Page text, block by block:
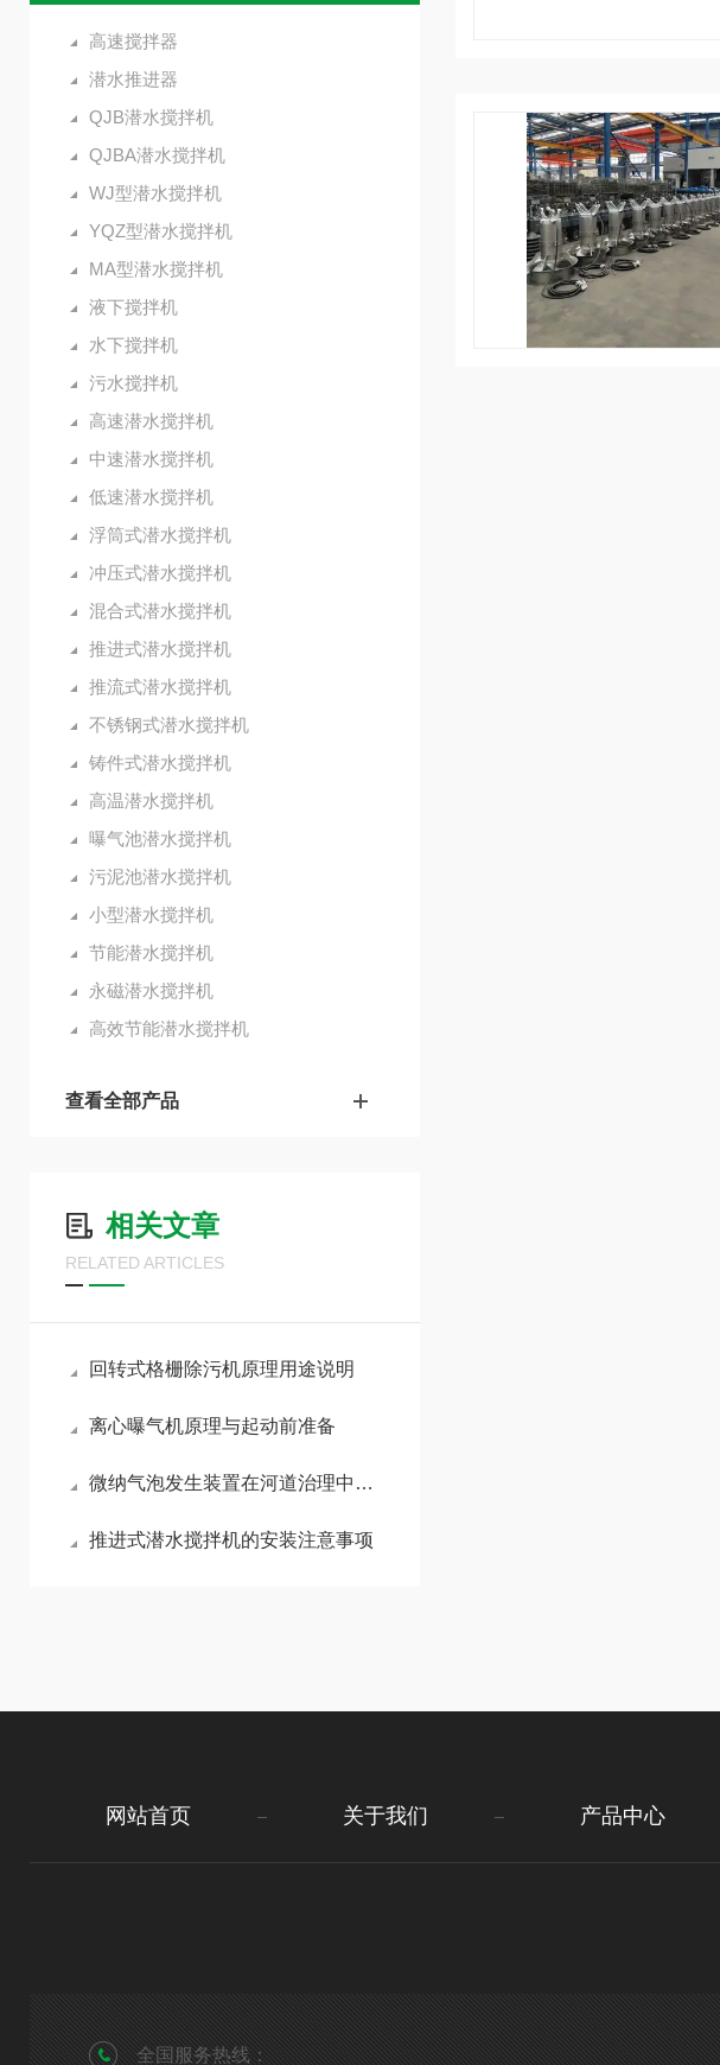
高速搅拌器
潜水推进器
QJB潜水搅拌机
QJBA潜水搅拌机
WJ型潜水搅拌机
YQZ型潜水搅拌机
MA型潜水搅拌机
液下搅拌机
水下搅拌机
污水搅拌机
高速潜水搅拌机
中速潜水搅拌机
低速潜水搅拌机
浮筒式潜水搅拌机
冲压式潜水搅拌机
混合式潜水搅拌机
推进式潜水搅拌机
推流式潜水搅拌机
不锈钢式潜水搅拌机
铸件式潜水搅拌机
高温潜水搅拌机
曝气池潜水搅拌机
污泥池潜水搅拌机
小型潜水搅拌机
节能潜水搅拌机
永磁潜水搅拌机
高效节能潜水搅拌机
查看全部产品
相关文章
RELATED ARTICLES
回转式格栅除污机原理用途说明
离心曝气机原理与起动前准备
微纳气泡发生装置在河道治理中的五个助力点
推进式潜水搅拌机的安装注意事项
网站首页 关于我们 产品中心
全国服务热线：